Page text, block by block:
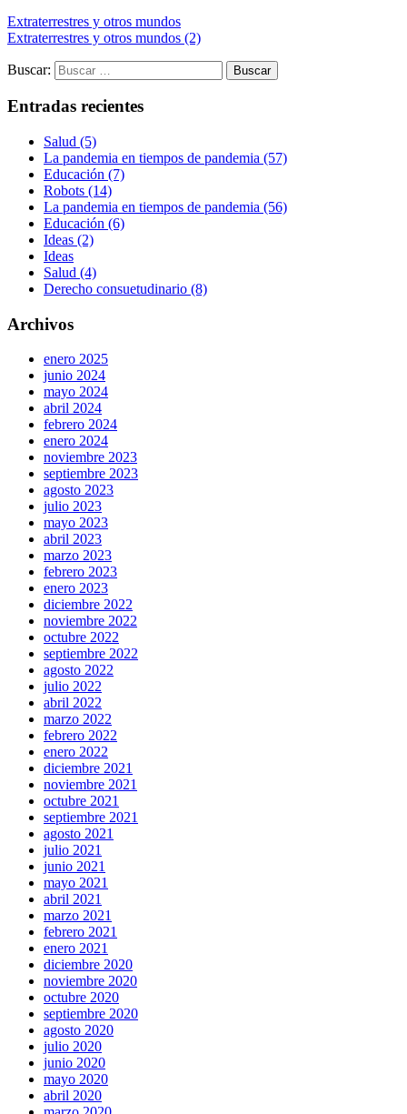
Extraterrestres y otros mundos
Extraterrestres y otros mundos (2)
Buscar:
Entradas recientes
Salud (5)
La pandemia en tiempos de pandemia (57)
Educación (7)
Robots (14)
La pandemia en tiempos de pandemia (56)
Educación (6)
Ideas (2)
Ideas
Salud (4)
Derecho consuetudinario (8)
Archivos
enero 2025
junio 2024
mayo 2024
abril 2024
febrero 2024
enero 2024
noviembre 2023
septiembre 2023
agosto 2023
julio 2023
mayo 2023
abril 2023
marzo 2023
febrero 2023
enero 2023
diciembre 2022
noviembre 2022
octubre 2022
septiembre 2022
agosto 2022
julio 2022
abril 2022
marzo 2022
febrero 2022
enero 2022
diciembre 2021
noviembre 2021
octubre 2021
septiembre 2021
agosto 2021
julio 2021
junio 2021
mayo 2021
abril 2021
marzo 2021
febrero 2021
enero 2021
diciembre 2020
noviembre 2020
octubre 2020
septiembre 2020
agosto 2020
julio 2020
junio 2020
mayo 2020
abril 2020